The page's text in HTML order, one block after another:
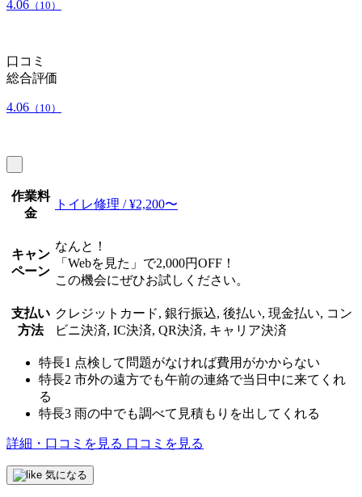
4.06 （10）
口コミ
総合評価
4.06 （10）
作業料
金
トイレ修理 / ¥2,200〜
キャン
ペーン
なんと！
「Webを見た」で2,000円OFF！
この機会にぜひお試しください。
支払い
方法
クレジットカード, 銀行振込, 後払い, 現金払い, コン
ビニ決済, IC決済, QR決済, キャリア決済
特長1 点検して問題がなければ費用がかからない
特長2 市外の遠方でも午前の連絡で当日中に来てくれ
る
特長3 雨の中でも調べて見積もりを出してくれる
詳細・口コミを見る 口コミを見る
気になる